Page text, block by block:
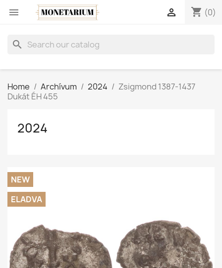
 shopping_cart (0)

search
Home Archívum 2024
Zsigmond 1387-1437
Dukát ÉH 455
2024
NEW
ELADVA